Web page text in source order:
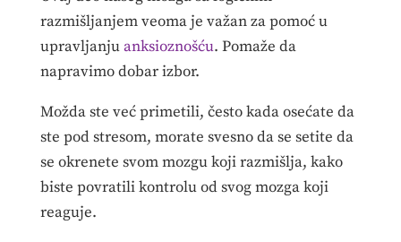
razmišljanjem veoma je važan za pomoć u
upravljanjuanksioznošću. Pomaže da
napravimo dobar izbor.
Možda ste već primetili, često kada osećate da
ste pod stresom, morate svesno da se setite da
se okrenete svom mozgu koji razmišlja, kako
biste povratili kontrolu od svog mozga koji
reaguje.